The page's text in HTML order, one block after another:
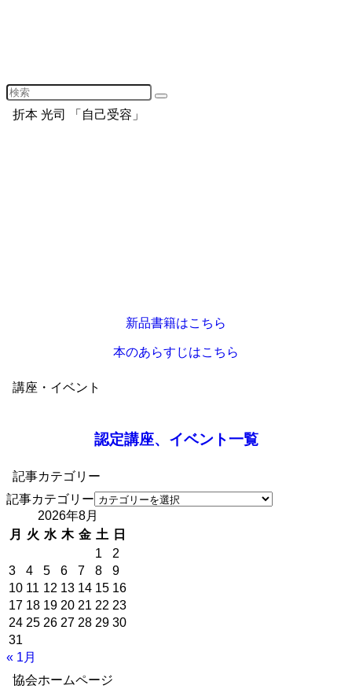
折本 光司 「自己受容」
新品書籍はこちら
本のあらすじはこちら
講座・イベント
認定講座、イベント一覧
記事カテゴリー
記事カテゴリー
2026年8月
月
火 水 木 金 土
日
1
2
3
4 5 6 7 8
9
10 11 12 13 14 15 16
17 18 19 20 21 22 23
24 25 26 27 28 29 30
31
« 1月
協会ホームページ